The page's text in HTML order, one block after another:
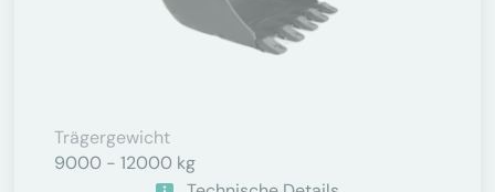
Trägergewicht
9000 - 12000 kg